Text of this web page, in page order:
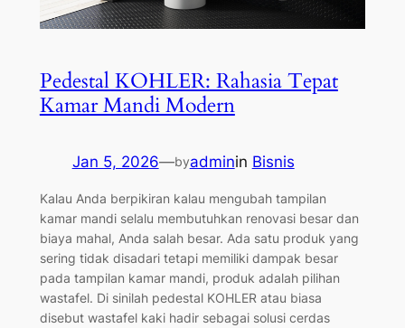
Pedestal KOHLER: Rahasia Tepat
Kamar Mandi Modern
Jan 5, 2026—byadminin Bisnis
Kalau Anda berpikiran kalau mengubah tampilan
kamar mandi selalu membutuhkan renovasi besar dan
biaya mahal, Anda salah besar. Ada satu produk yang
sering tidak disadari tetapi memiliki dampak besar
pada tampilan kamar mandi, produk adalah pilihan
wastafel. Di sinilah pedestal KOHLER atau biasa
disebut wastafel kaki hadir sebagai solusi cerdas